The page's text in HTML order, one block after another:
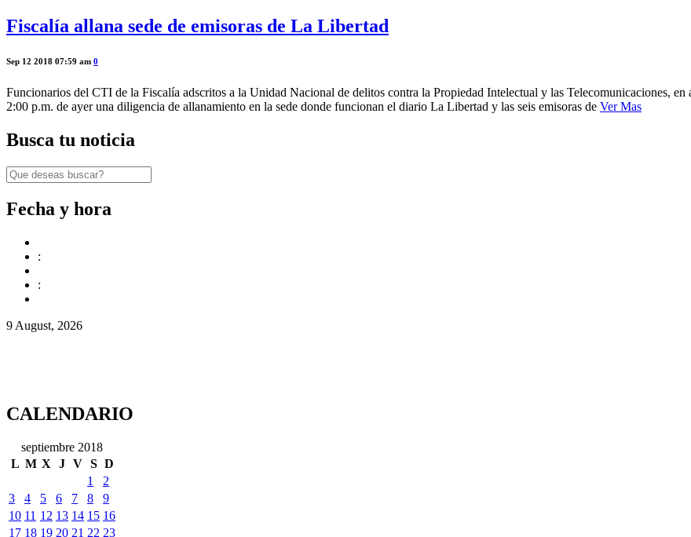
Fiscalía allana sede de emisoras de La Libertad
Sep 12 2018 07:59 am 0
Funcionarios del CTI de la Fiscalía adscritos a la Unidad Nacional de delitos contra la Propiedad Intelectual y las Telecomunicaciones,
2:00 p.m. de ayer una diligencia de allanamiento en la sede donde funcionan el diario La Libertad y las seis emisoras de Ver Mas
Busca tu noticia
Fecha y hora
:
:
9 August, 2026
CALENDARIO
septiembre 2018
L M X J V S D
1
2
3
4 5 6 7 8
9
10 11 12 13 14 15 16
17 18 19 20 21 22 23